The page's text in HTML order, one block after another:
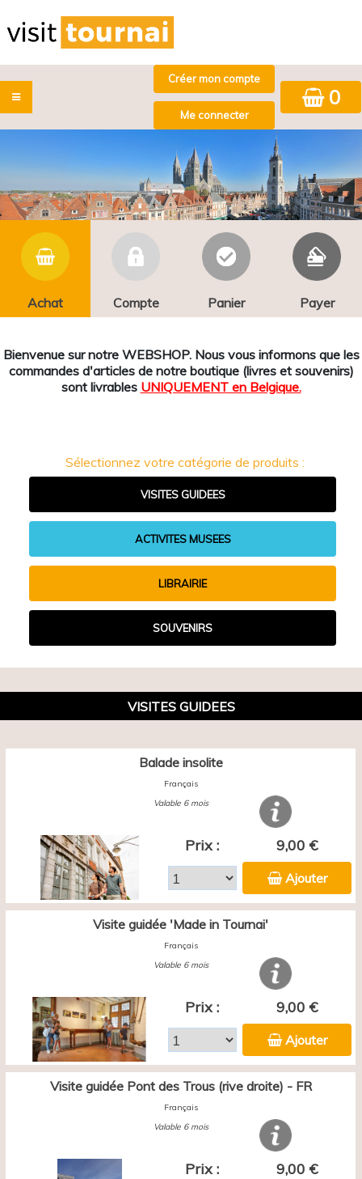
0
Achat Compte Panier Payer
Bienvenue sur notre WEBSHOP. Nous vous informons que les
commandes d'articles de notre boutique (livres et souvenirs)
sont livrables UNIQUEMENT en Belgique.
Sélectionnez votre catégorie de produits :
VISITES GUIDEES
ACTIVITES MUSEES
LIBRAIRIE
SOUVENIRS
VISITES GUIDEES
Balade insolite
Français
Valable 6 mois
Prix : 9,00 €
Ajouter
Visite guidée 'Made in Tournai'
Français
Valable 6 mois
Prix : 9,00 €
Ajouter
Visite guidée Pont des Trous (rive droite) - FR
Français
Valable 6 mois
Prix : 9,00 €